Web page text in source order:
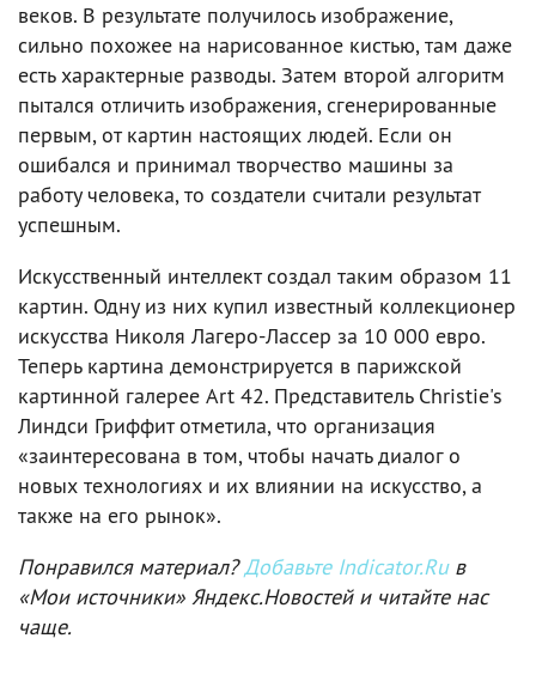
веков. В результате получилось изображение,
сильно похожее на нарисованное кистью, там даже
есть характерные разводы. Затем второй алгоритм
пытался отличить изображения, сгенерированные
первым, от картин настоящих людей. Если он
ошибался и принимал творчество машины за
работу человека, то создатели считали результат
успешным.
Искусственный интеллект создал таким образом 11
картин. Одну из них купил известный коллекционер
искусства Николя Лагеро-Лассер за 10 000 евро.
Теперь картина демонстрируется в парижской
картинной галерее Art 42. Представитель Christie's
Линдси Гриффит отметила, что организация
«заинтересована в том, чтобы начать диалог о
новых технологиях и их влиянии на искусство, а
также на его рынок».
Понравился материал?Добавьте Indicator.Ruв
«Мои источники» Яндекс.Новостей и читайте нас
чаще.